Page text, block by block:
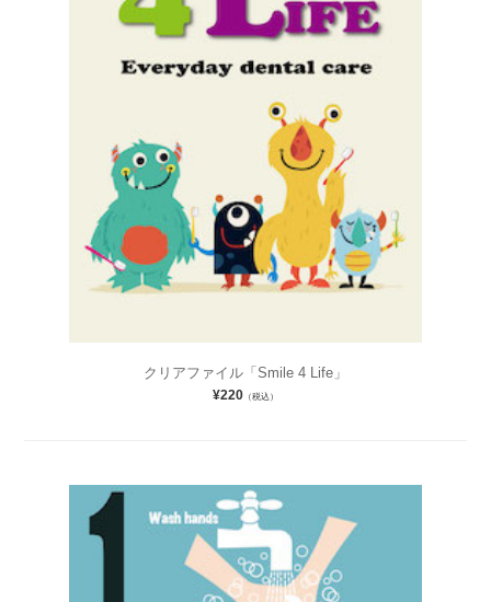
クリアファイル「Smile 4 Life」
¥220 （税込）